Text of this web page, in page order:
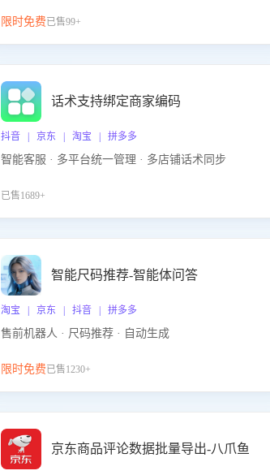
限时免费已售99+
话术支持绑定商家编码
抖音 | 京东 | 淘宝 | 拼多多
智能客服 · 多平台统一管理 · 多店铺话术同步
已售1689+
智能尺码推荐-智能体问答
淘宝 | 京东 | 抖音 | 拼多多
售前机器人 · 尺码推荐 · 自动生成
限时免费已售1230+
京东商品评论数据批量导出-八爪鱼